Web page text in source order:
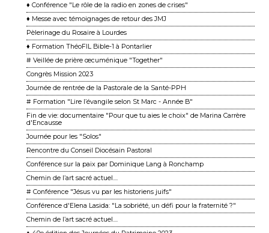
♦ Conférence "Le rôle de la radio en zones de crises"
♦ Messe avec témoignages de retour des JMJ
Pèlerinage du Rosaire à Lourdes
♦ Formation ThéoFIL Bible-1 à Pontarlier
# Veillée de prière œcuménique "Together"
Congrès Mission 2023
Journée de rentrée de la Pastorale de la Santé-PPH
# Formation "Lire l’évangile selon St Marc - Année B"
Fin de vie: documentaire "Pour que tu aies le choix" de Marina Carrère
d'Encausse
Journée pour les "Solos"
Rencontre du Conseil Diocésain Pastoral
Conférence sur la paix par Dominique Lang à Ronchamp
Chemin de l’art sacré actuel....
# Conférence "Jésus vu par les historiens juifs"
Conférence d'Elena Lasida: "La sobriété, un défi pour la fraternité ?"
Chemin de l’art sacré actuel....